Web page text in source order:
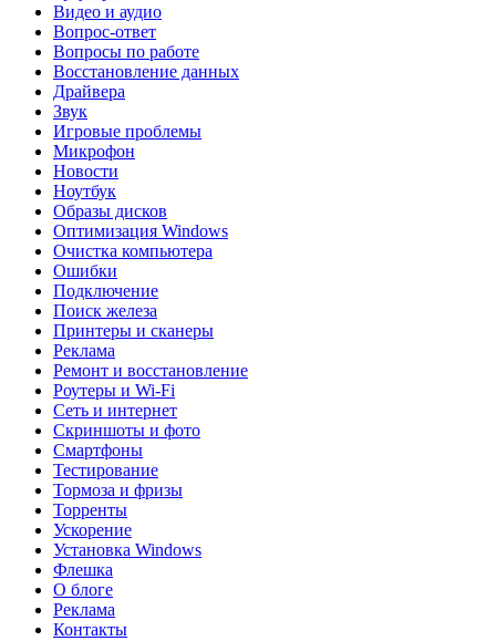
Видео и аудио
Вопрос-ответ
Вопросы по работе
Восстановление данных
Драйвера
Звук
Игровые проблемы
Микрофон
Новости
Ноутбук
Образы дисков
Оптимизация Windows
Очистка компьютера
Ошибки
Подключение
Поиск железа
Принтеры и сканеры
Реклама
Ремонт и восстановление
Роутеры и Wi-Fi
Сеть и интернет
Скриншоты и фото
Смартфоны
Тестирование
Тормоза и фризы
Торренты
Ускорение
Установка Windows
Флешка
О блоге
Реклама
Контакты